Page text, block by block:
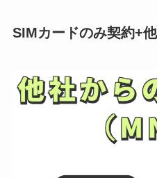
SIMカードのみ契約+